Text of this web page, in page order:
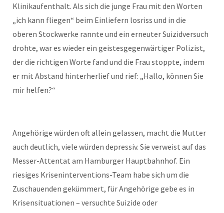
Klinikaufenthalt. Als sich die junge Frau mit den Worten
„ich kann fliegen“ beim Einliefern losriss und in die
oberen Stockwerke rannte und ein erneuter Suizidversuch
drohte, war es wieder ein geistesgegenwärtiger Polizist,
der die richtigen Worte fand und die Frau stoppte, indem
er mit Abstand hinterherlief und rief: „Hallo, können Sie
mir helfen?“
Angehörige würden oft allein gelassen, macht die Mutter
auch deutlich, viele würden depressiv. Sie verweist auf das
Messer-Attentat am Hamburger Hauptbahnhof. Ein
riesiges Kriseninterventions-Team habe sich um die
Zuschauenden gekümmert, für Angehörige gebe es in
Krisensituationen – versuchte Suizide oder